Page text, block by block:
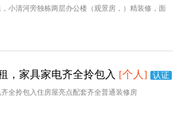
小清河旁独栋两层办公楼（观景房，）精装修，面
，家具家电齐全拎包入 [个人] 认证
全拎包入住房屋亮点配套齐全普通装修房